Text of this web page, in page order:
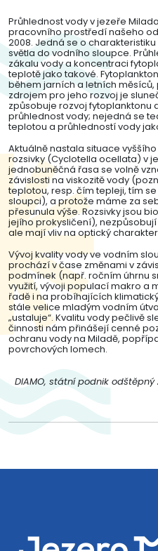
Průhlednost vody v jezeře
pracovního prostředí našeho
2008. Jedná se o
světla do vodního sloupce.
zákalu vody a koncentraci
teplotě jako takové.
během jarních a letních
zdrojem pro jeho rozvoj je
způsobuje rozvoj fytoplanktonu
průhlednost vody; nejedná se
teplotou a průhledností vody
Aktuálně nastala situace
rozsivky (Cyclotella ocellata) v
jednobuněčná řasa se volně
závislosti na viskozitě vody
teplotou, resp. čím tepleji, tím
sloupci), a protože máme za
přesunula výše. Rozsivky jsou
jejího prokysličení),
ale mají vliv na optický
Vývoj kvality vody ve vodním
prochází v čase změnami v
podmínek (např. ročním úhrnu
využití, vývoji populací makro a
řadě i na probíhajících
stále velice mladým vodním
„ustaluje“. Kvalitu vody pečlivě
činnosti nám přinášejí cenné
ochranu vody na Miladě,
povrchových lomech.
DIAMO, státní podnik